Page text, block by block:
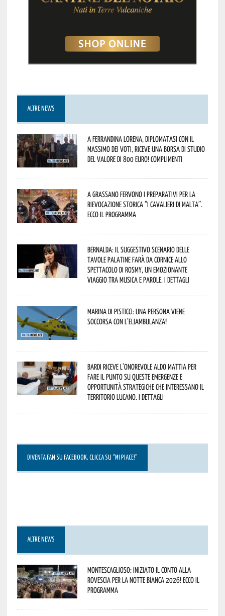
ALTRE NEWS
A Ferrandina Lorena, diplomatasi con il
massimo dei voti, riceve una borsa di studio
del valore di 800 euro! Complimenti
A Grassano fervono i preparativi per la
Rievocazione Storica “I CAVALIERI DI MALTA”.
Ecco il programma
Bernalda: il suggestivo scenario delle
Tavole Palatine farà da cornice allo
spettacolo di Rosmy, un emozionante
viaggio tra musica e parole. I dettagli
Marina di Pisticci: una persona viene
soccorsa con l’eliambulanza!
Bardi riceve l’onorevole Aldo Mattia per
fare il punto su queste emergenze e
opportunità strategiche che interessano il
territorio lucano. I dettagli
DIVENTA FAN SU FACEBOOK, CLICCA SU “MI PIACE!”
ALTRE NEWS
Montescaglioso: iniziato il conto alla
rovescia per la Notte Bianca 2026! Ecco il
programma